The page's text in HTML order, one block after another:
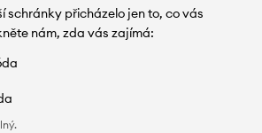
schránky přicházelo jen to, co vás
nám, zda vás zajímá: